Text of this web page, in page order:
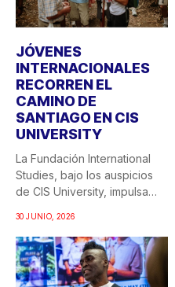
JÓVENES
INTERNACIONALES
RECORREN EL
CAMINO DE
SANTIAGO EN CIS
UNIVERSITY
La Fundación International
Studies, bajo los auspicios
de CIS University, impulsa
30 JUNIO, 2026